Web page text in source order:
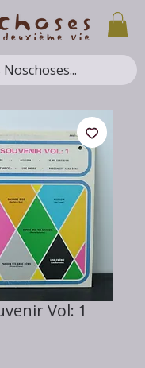
Vol: 1